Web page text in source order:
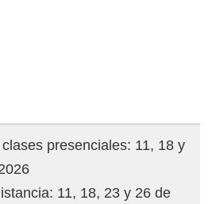
presenciales: 11, 18 y
11, 18, 23 y 26 de